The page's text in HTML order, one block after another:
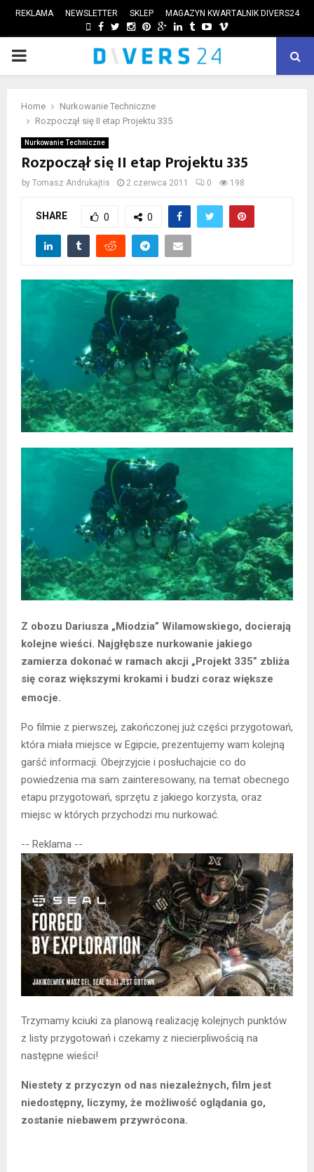
REKLAMA NEWSLETTER SKLEP MAGAZYN KWARTALNIK DIVERS24
FACEBOOK
TWITTER
INSTAGRAM
PINTEREST
GOOGLE
LINKEDIN
TUMBLRYOUTUBE
VIMEO
PRIMARY
Home
Nurkowanie Techniczne
Rozpoczął się II etap Projektu 335
Nurkowanie Techniczne
Rozpoczął się II etap Projektu 335
by Tomasz Andrukajtis 2 czerwca 2011 0 198
SHARE 0 0
Z obozu Dariusza „Miodzia” Wilamowskiego, docierają
kolejne wieści. Najgłębsze nurkowanie jakiego
zamierza dokonać w ramach akcji „Projekt 335” zbliża
się coraz większymi krokami i budzi coraz większe
emocje.
Po filmie z pierwszej, zakończonej już części przygotowań,
która miała miejsce w Egipcie, prezentujemy wam kolejną
garść informacji. Obejrzyjcie i posłuchajcie co do
powiedzenia ma sam zainteresowany, na temat obecnego
etapu przygotowań, sprzętu z jakiego korzysta, oraz
miejsc w których przychodzi mu nurkować.
-- Reklama --
Trzymamy kciuki za planową realizację kolejnych punktów
z listy przygotowań i czekamy z niecierpliwością na
następne wieści!
Niestety z przyczyn od nas niezależnych, film jest
niedostępny, liczymy, że możliwość oglądania go,
zostanie niebawem przywrócona.